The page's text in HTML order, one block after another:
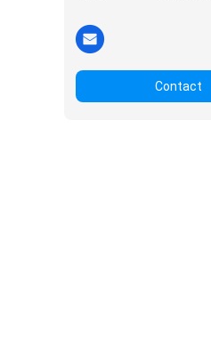
Contact